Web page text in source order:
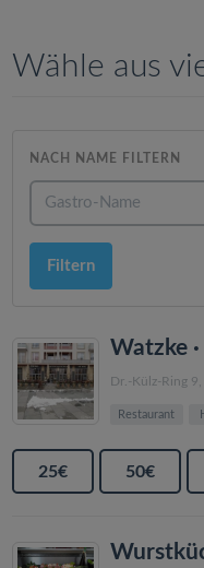
Wähle aus
NACH NAME FILTERN
Filtern
Watzke
Dr.-Külz-Ring
Restaurant
25€ 50€